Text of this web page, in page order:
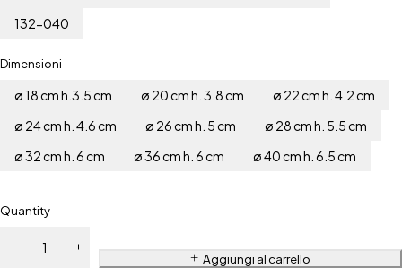
132-040
Dimensioni
ø 18 cm h.3.5 cm ø 20 cm h. 3.8 cm
ø 22 cm h. 4.2 cm
ø 24 cm h. 4.6 cm
ø 26 cm h. 5 cm
ø 28 cm h. 5.5 cm
ø 32 cm h. 6 cm
ø 36 cm h. 6 cm ø 40 cm h. 6.5 cm
Quantity
Aggiungi al carrello